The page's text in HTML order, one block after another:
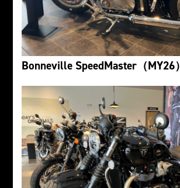
Bonneville SpeedMaster（MY26）